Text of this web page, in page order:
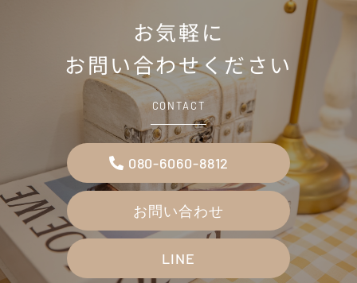
お気軽に
お問い合わせください
CONTACT
080-6060-8812
お問い合わせ
LINE